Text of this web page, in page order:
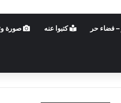
فضاء حر كتبوا عنه صورة